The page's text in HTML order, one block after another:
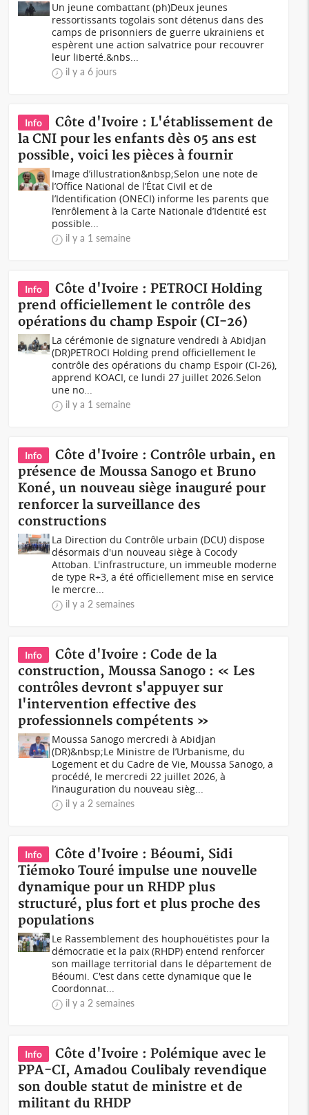
Un jeune combattant (ph)Deux jeunes
ressortissants togolais sont détenus dans des
camps de prisonniers de guerre ukrainiens et
espèrent une action salvatrice pour recouvrer
leur liberté.&nbs...
il y a 6 jours
Info
Côte d'Ivoire : L'établissement de
la CNI pour les enfants dès 05 ans est
possible, voici les pièces à fournir
Image d’illustration&nbsp;Selon une note de
l’Office National de l’État Civil et de
l’Identification (ONECI) informe les parents que
l’enrôlement à la Carte Nationale d’Identité est
possible...
il y a 1 semaine
Info
Côte d'Ivoire : PETROCI Holding
prend officiellement le contrôle des
opérations du champ Espoir (CI-26)
La cérémonie de signature vendredi à Abidjan
(DR)PETROCI Holding prend officiellement le
contrôle des opérations du champ Espoir (CI-26),
apprend KOACI, ce lundi 27 juillet 2026.Selon
une no...
il y a 1 semaine
Info
Côte d'Ivoire : Contrôle urbain, en
présence de Moussa Sanogo et Bruno
Koné, un nouveau siège inauguré pour
renforcer la surveillance des
constructions
La Direction du Contrôle urbain (DCU) dispose
désormais d'un nouveau siège à Cocody
Attoban. L'infrastructure, un immeuble moderne
de type R+3, a été officiellement mise en service
le mercre...
il y a 2 semaines
Info
Côte d'Ivoire : Code de la
construction, Moussa Sanogo : « Les
contrôles devront s'appuyer sur
l'intervention effective des
professionnels compétents »
Moussa Sanogo mercredi à Abidjan
(DR)&nbsp;Le Ministre de l’Urbanisme, du
Logement et du Cadre de Vie, Moussa Sanogo, a
procédé, le mercredi 22 juillet 2026, à
l’inauguration du nouveau sièg...
il y a 2 semaines
Info
Côte d'Ivoire : Béoumi, Sidi
Tiémoko Touré impulse une nouvelle
dynamique pour un RHDP plus
structuré, plus fort et plus proche des
populations
Le Rassemblement des houphouëtistes pour la
démocratie et la paix (RHDP) entend renforcer
son maillage territorial dans le département de
Béoumi. C'est dans cette dynamique que le
Coordonnat...
il y a 2 semaines
Info
Côte d'Ivoire : Polémique avec le
PPA-CI, Amadou Coulibaly revendique
son double statut de ministre et de
militant du RHDP